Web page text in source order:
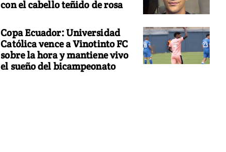
con el cabello teñido de rosa
Copa Ecuador: Universidad
Católica vence a Vinotinto FC
sobre la hora y mantiene vivo
el sueño del bicampeonato